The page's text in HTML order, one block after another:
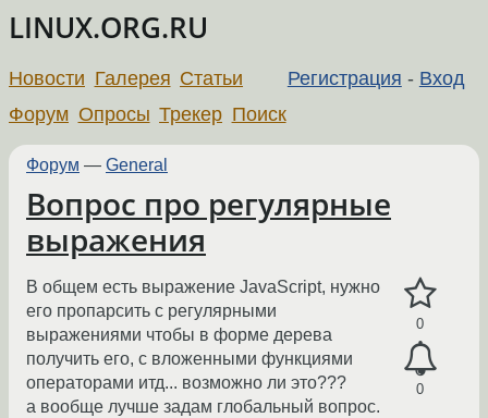
LINUX.ORG.RU
Регистрация - Вход
Новости Галерея Статьи
Форум Опросы Трекер Поиск
Форум — General
Вопрос про регулярные
выражения
0
0
В общем есть выражение JavaScript, нужно
его пропарсить с регулярными
выражениями чтобы в форме дерева
получить его, с вложенными функциями
операторами итд... возможно ли это???
а вообще лучше задам глобальный вопрос.